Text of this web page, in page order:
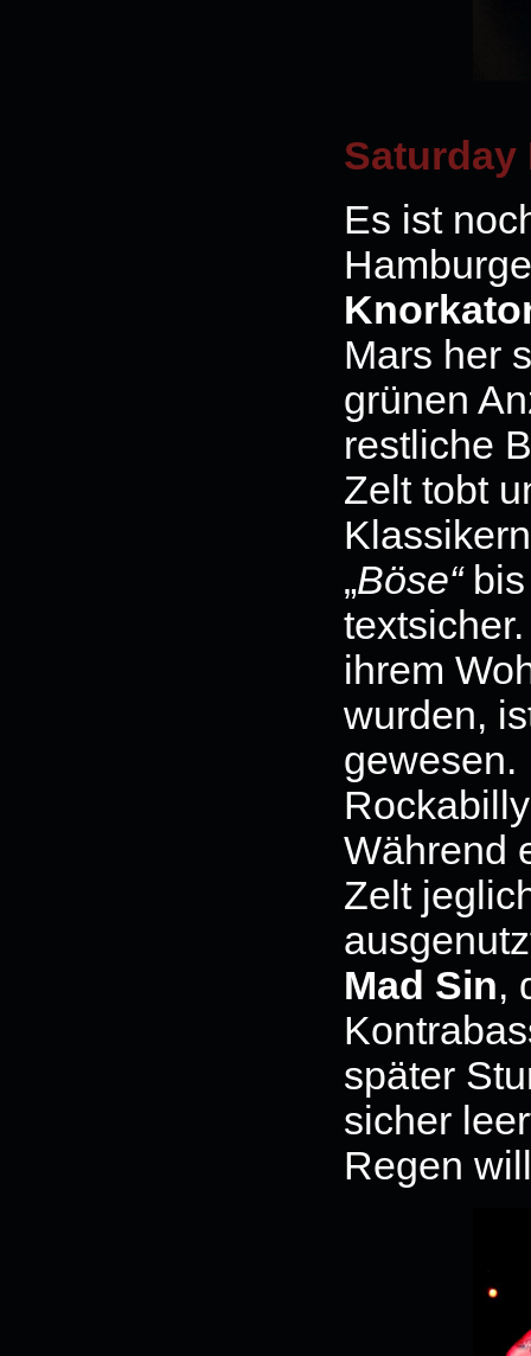
Saturday
Es ist
Mars her
grünen
restliche
Zelt tobt
„Böse“bis
ihrem
wurden,
gewesen.
Während
Zelt
Mad Sin,
später
sicher
Regen